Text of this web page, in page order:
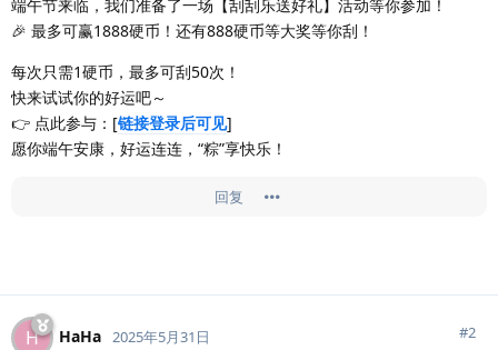
端午节来临，我们准备了一场【刮刮乐送好礼】活动等你参加！
🎉 最多可赢1888硬币！还有888硬币等大奖等你刮！
每次只需1硬币，最多可刮50次！
快来试试你的好运吧～
👉 点此参与：[链接登录后可见]
愿你端午安康，好运连连，“粽”享快乐！
回复
H HaHa 2025年5月31日 #2